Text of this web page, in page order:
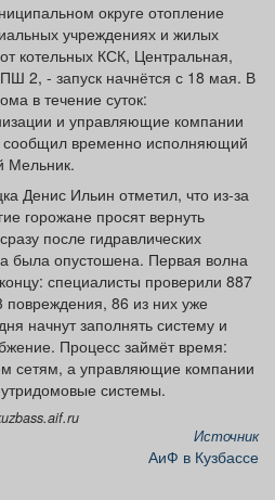
округе отопление
учреждениях и жилых
котельных КСК, Центральная,
2, - запуск начнётся с 18 мая. В
в течение суток:
и управляющие компании
сообщил временно исполняющий
Мельник.
Денис Ильин отметил, что из‑за
горожане просят вернуть
после гидравлических
была опустошена. Первая волна
специалисты проверили 887
86 из них уже
начнут заполнять систему и
Процесс займёт время:
сетям, а управляющие компании
системы.
Источник
АиФ в Кузбассе